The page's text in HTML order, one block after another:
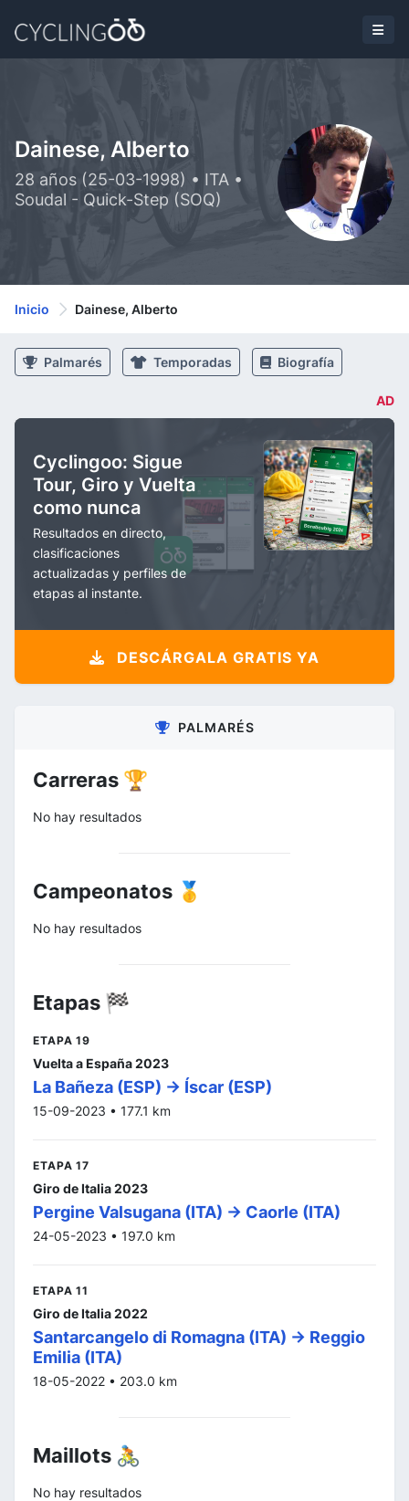
Dainese, Alberto
28 años (25-03-1998) • ITA •
Soudal - Quick-Step (SOQ)
Inicio Dainese, Alberto
Palmarés Temporadas Biografía
AD
Cyclingoo: Sigue
Tour, Giro y Vuelta
como nunca
Resultados en directo,
clasificaciones
actualizadas y perfiles de
etapas al instante.
DESCÁRGALA GRATIS YA
PALMARÉS
Carreras 🏆
No hay resultados
Campeonatos 🥇
No hay resultados
Etapas 🏁
ETAPA 19
Vuelta a España 2023
La Bañeza (ESP) -> Íscar (ESP)
15-09-2023 • 177.1 km
ETAPA 17
Giro de Italia 2023
Pergine Valsugana (ITA) -> Caorle (ITA)
24-05-2023 • 197.0 km
ETAPA 11
Giro de Italia 2022
Santarcangelo di Romagna (ITA) -> Reggio
Emilia (ITA)
18-05-2022 • 203.0 km
Maillots 🚴
No hay resultados